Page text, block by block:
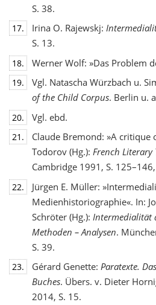
S. 38.
17. Irina O. Rajewskj:
S. 13.
18. Werner Wolf: »Das Problem
19. Vgl. Natascha Würzbach u.
of the Child Corpus. Berlin u.
20. Vgl. ebd.
21.
Claude Bremond: »A critique
Todorov (Hg.): French Literary
Cambridge 1991, S.
22.
Jürgen E. Müller:
Medienhistoriographie«. In:
Schröter (Hg.): Intermedialität
Methoden – Analysen.
S. 39.
23. Gérard Genette: Paratexte.
Buches. Übers. v. Dieter
2014, S. 15.